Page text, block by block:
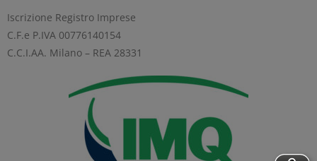
Iscrizione Registro Imprese
C.F.e P.IVA 00776140154
C.C.I.AA. Milano – REA 28331
GESTISCI I TUOI COOKIES